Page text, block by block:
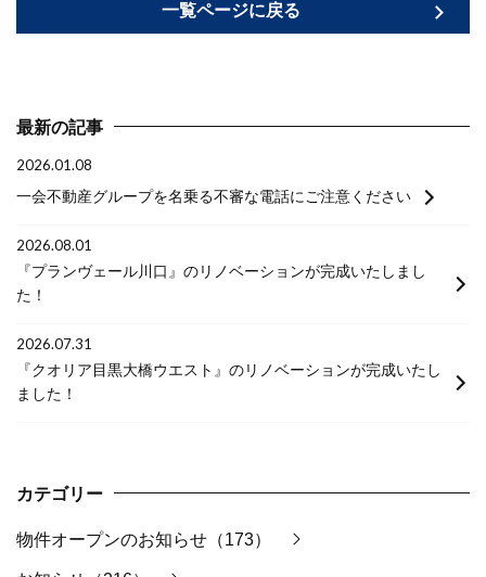
一覧ページに戻る
最新の記事
2026.01.08
一会不動産グループを名乗る不審な電話にご注意ください
2026.08.01
『プランヴェール川口』のリノベーションが完成いたしまし
た！
2026.07.31
『クオリア目黒大橋ウエスト』のリノベーションが完成いたし
ました！
カテゴリー
物件オープンのお知らせ（173）